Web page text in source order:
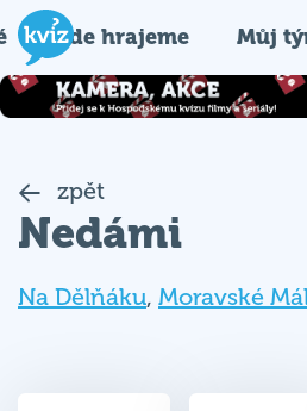
Kde hrajeme Můj
zpět
Nedámi
Na Dělňáku, Moravské